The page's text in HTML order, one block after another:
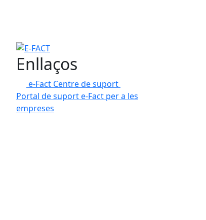
E-FACT
Enllaços
e-Fact Centre de suport
Portal de suport e-Fact per a les
empreses